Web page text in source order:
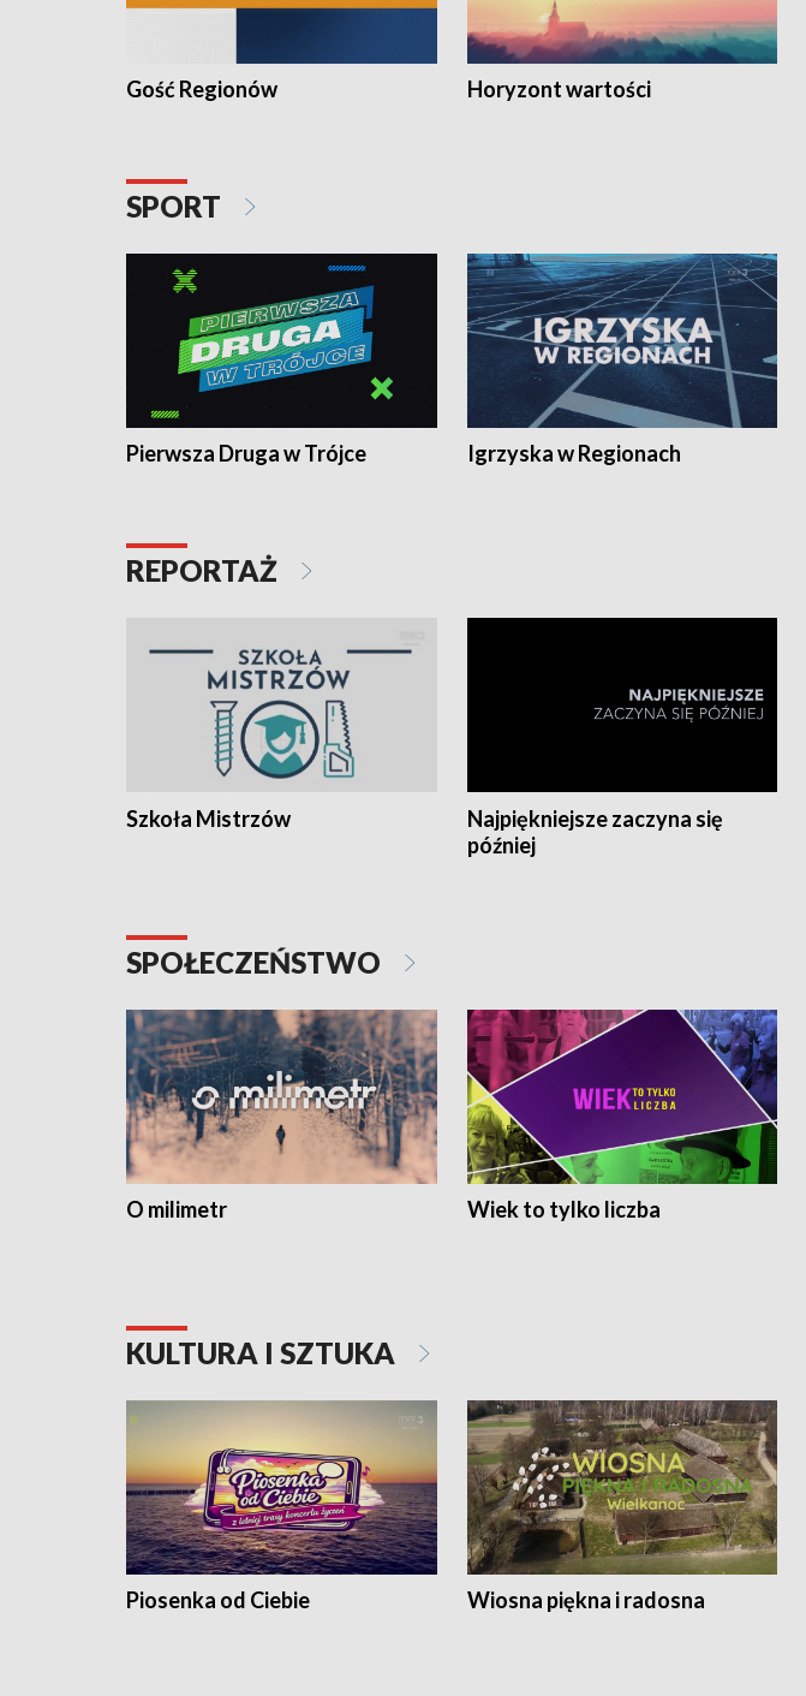
Gość Regionów Horyzont wartości
SPORT
Pierwsza Druga w Trójce Igrzyska w Regionach
REPORTAŻ
Szkoła Mistrzów
Najpiękniejsze zaczyna się
później
SPOŁECZEŃSTWO
O milimetr Wiek to tylko liczba
KULTURA I SZTUKA
Piosenka od Ciebie Wiosna piękna i radosna